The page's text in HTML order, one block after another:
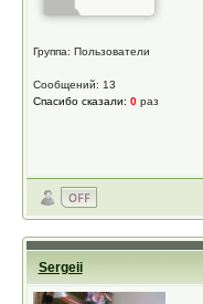
Группа: Пользователи
Сообщений: 13
Спасибо сказали: 0раз
Sergeii